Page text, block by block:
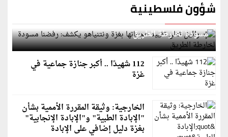
شؤون فلسطينية
إسرائيل تعلن تقييد هجماتها بغزة ونتنياهو يكشف: رفضنا
مسودة لخارطة الطريق
112 شهيدًا .. أكبر جنازة جماعية في
غزة
الخارجية: وثيقة المقررة الأممية بشأن
"الإبادة الطبية" و"الإبادة الإنجابية"
بغزة دليل إضافي على الإبادة